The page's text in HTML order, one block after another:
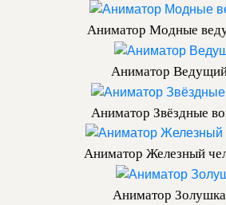
Аниматор Модные
Аниматор
Аниматор Звёздные
Аниматор Железный
Аниматор Золушка